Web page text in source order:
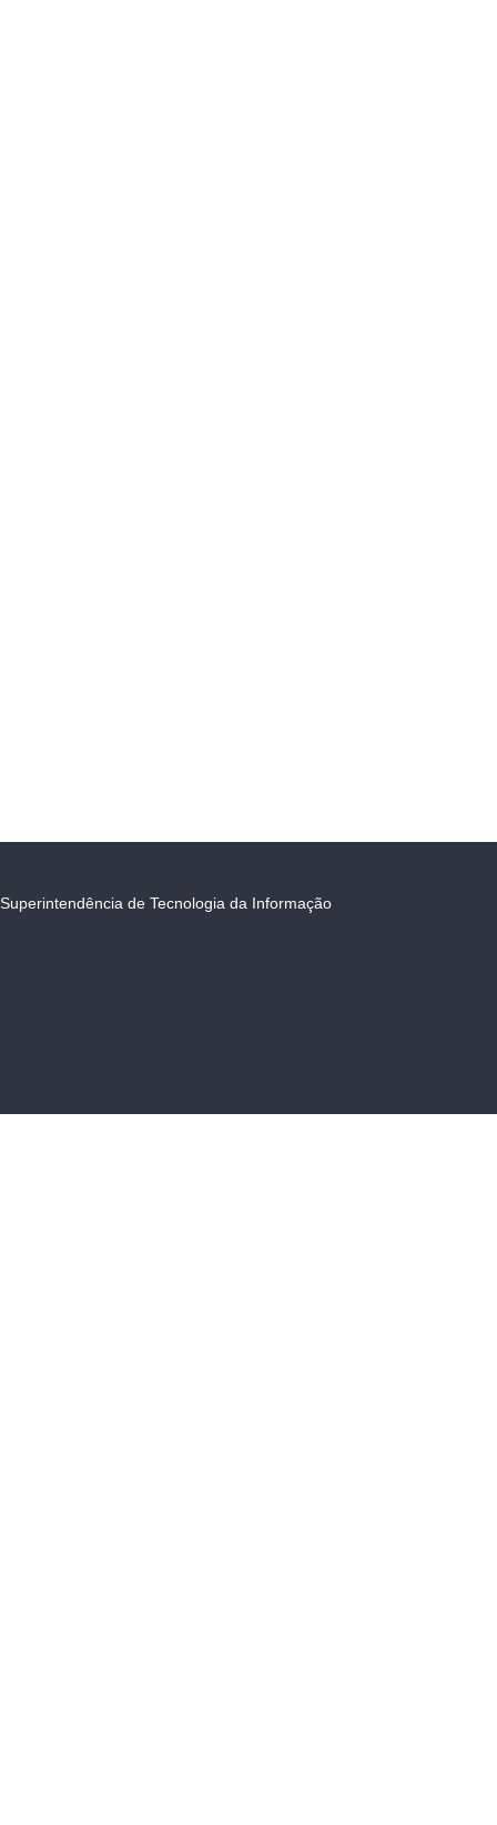
Superintendência de Tecnologia da Informação